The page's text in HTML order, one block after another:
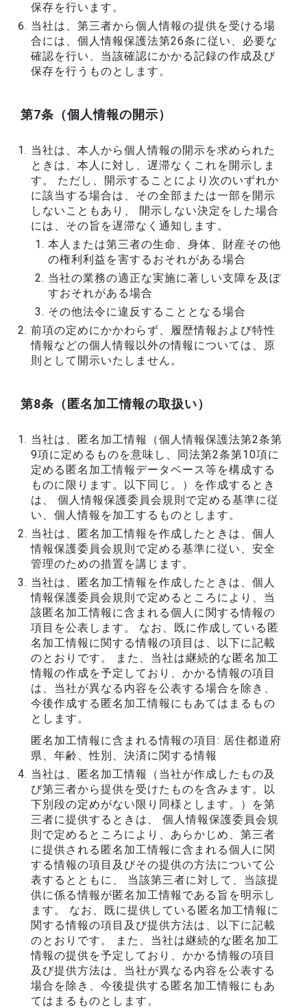
保存を行います。
当社は、第三者から個人情報の提供を受ける場
合には、個人情報保護法第26条に従い、必要な
確認を行い、当該確認にかかる記録の作成及び
保存を行うものとします。
第7条（個人情報の開示）
当社は、本人から個人情報の開示を求められた
ときは、本人に対し、遅滞なくこれを開示しま
す。 ただし、開示することにより次のいずれか
に該当する場合は、その全部または一部を開示
しないこともあり、 開示しない決定をした場合
には、その旨を遅滞なく通知します。
本人または第三者の生命、身体、財産その他
の権利利益を害するおそれがある場合
当社の業務の適正な実施に著しい支障を及ぼ
すおそれがある場合
その他法令に違反することとなる場合
前項の定めにかかわらず、履歴情報および特性
情報などの個人情報以外の情報については、原
則として開示いたしません。
第8条（匿名加工情報の取扱い）
当社は、匿名加工情報（個人情報保護法第2条第
9項に定めるものを意味し、同法第2条第10項に
定める匿名加工情報データベース等を構成する
ものに限ります。以下同じ。）を作成するとき
は、 個人情報保護委員会規則で定める基準に従
い、個人情報を加工するものとします。
当社は、匿名加工情報を作成したときは、個人
情報保護委員会規則で定める基準に従い、安全
管理のための措置を講じます。
当社は、匿名加工情報を作成したときは、個人
情報保護委員会規則で定めるところにより、当
該匿名加工情報に含まれる個人に関する情報の
項目を公表します。 なお、既に作成している匿
名加工情報に関する情報の項目は、以下に記載
のとおりです。 また、当社は継続的な匿名加工
情報の作成を予定しており、かかる情報の項目
は、当社が異なる内容を公表する場合を除き、
今後作成する匿名加工情報にもあてはまるもの
とします。
匿名加工情報に含まれる情報の項目: 居住都道府
県、年齢、性別、決済に関する情報
当社は、匿名加工情報（当社が作成したもの及
び第三者から提供を受けたものを含みます。以
下別段の定めがない限り同様とします。）を第
三者に提供するときは、 個人情報保護委員会規
則で定めるところにより、あらかじめ、第三者
に提供される匿名加工情報に含まれる個人に関
する情報の項目及びその提供の方法について公
表するとともに、 当該第三者に対して、当該提
供に係る情報が匿名加工情報である旨を明示し
ます。 なお、既に提供している匿名加工情報に
関する情報の項目及び提供方法は、以下に記載
のとおりです。 また、当社は継続的な匿名加工
情報の提供を予定しており、かかる情報の項目
及び提供方法は、当社が異なる内容を公表する
場合を除き、今後提供する匿名加工情報にもあ
てはまるものとします。